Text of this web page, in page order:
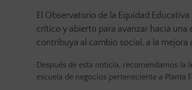
El Observatorio de la Equidad
crítico y abierto para avanzar hacia
contribuya al cambio social, a la
Después de esta noticia, recomendamos la
escuela de negocios perteneciente a Planta